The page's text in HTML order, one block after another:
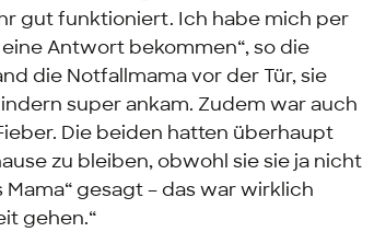
gut funktioniert. Ich habe mich per
Antwort bekommen“, so die
die Notfallmama vor der Tür, sie
super ankam. Zudem war auch
Die beiden hatten überhaupt
zu bleiben, obwohl sie sie ja nicht
gesagt – das war wirklich
gehen.“